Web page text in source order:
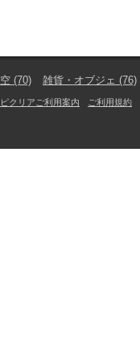
空 (70) 雑貨・オブジェ (76)
ピクリアご利用案内 ご利用規約